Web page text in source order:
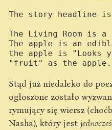
The story headline
The Living Room is
The apple is an
the apple is "Looks
Stąd już niedaleko do
ogłoszone zostało
rymujący się wiersz
Nasha), który jest